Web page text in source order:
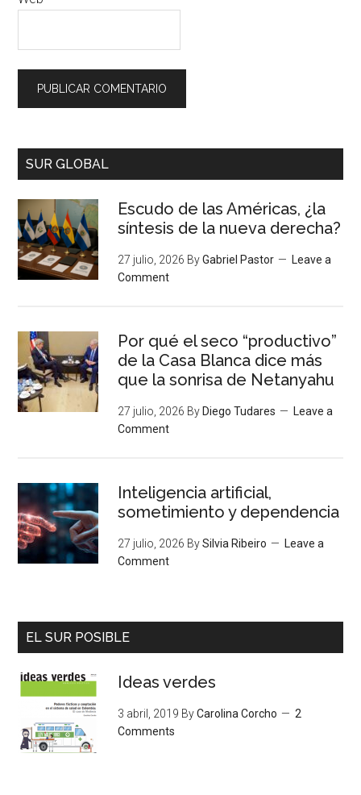
SUR GLOBAL
Escudo de las Américas, ¿la
síntesis de la nueva derecha?
27 julio, 2026 ByGabriel Pastor
Leave a
Comment
Por qué el seco “productivo”
de la Casa Blanca dice más
que la sonrisa de Netanyahu
27 julio, 2026 By Diego Tudares
Leave a
Comment
Inteligencia artificial,
sometimiento y dependencia
27 julio, 2026 BySilvia Ribeiro
Leave a
Comment
EL SUR POSIBLE
Ideas verdes
3 abril, 2019 ByCarolina Corcho
2
Comments